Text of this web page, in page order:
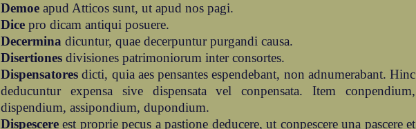
Demoe apud Atticos sunt, ut apud nos pagi.
Dice pro dicam antiqui posuere.
Decermina dicuntur, quae decerpuntur purgandi causa.
Disertiones divisiones patrimoniorum inter consortes.
Dispensatores dicti, quia aes pensantes espendebant, non adnumerabant. Hinc
deducuntur expensa sive dispensata vel conpensata. Item conpendium,
dispendium, assipondium, dupondium.
Dispescere est proprie pecus a pastione deducere, ut conpescere una pascere et